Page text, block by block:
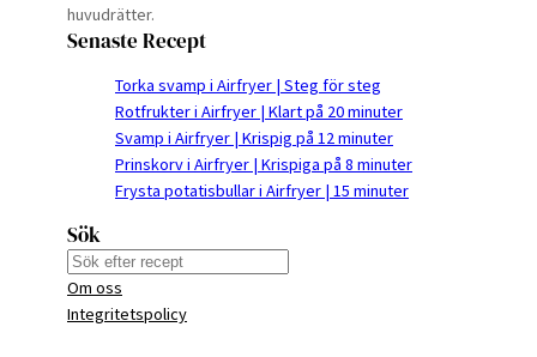
huvudrätter.
Senaste Recept
Torka svamp i Airfryer | Steg för steg
Rotfrukter i Airfryer | Klart på 20 minuter
Svamp i Airfryer | Krispig på 12 minuter
Prinskorv i Airfryer | Krispiga på 8 minuter
Frysta potatisbullar i Airfryer | 15 minuter
Sök
S
e
a
Om oss
Integritetspolicy